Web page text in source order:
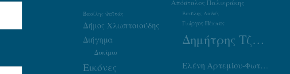
Απόστολος Παλιεράκης
Βασίλης Λαδάς
Βασίλης Φαϊτάς
Γιώργος Πέππας
Δήμος Χλωπτσιούδης
Δημήτρης Τζουμάκας
Διήγημα
Δοκίμιο
Εικόνες Ελένη Αρτεμίου-Φωτιάδου